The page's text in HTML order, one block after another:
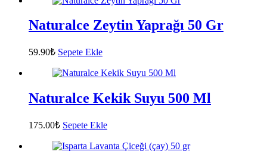
Naturalce Zeytin Yaprağı 50 Gr
59.90₺ Sepete Ekle
Naturalce Kekik Suyu 500 Ml
175.00₺ Sepete Ekle